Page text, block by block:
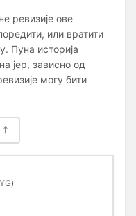
ревизије ове
или вратити
Пуна историја
јер, зависно од
могу бити